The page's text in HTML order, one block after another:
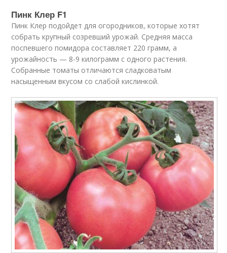
Пинк Клер F1
Пинк Клер подойдет для огородников, которые хотят
собрать крупный созревший урожай. Средняя масса
поспевшего помидора составляет 220 грамм, а
урожайность — 8-9 килограмм с одного растения.
Собранные томаты отличаются сладковатым
насыщенным вкусом со слабой кислинкой.